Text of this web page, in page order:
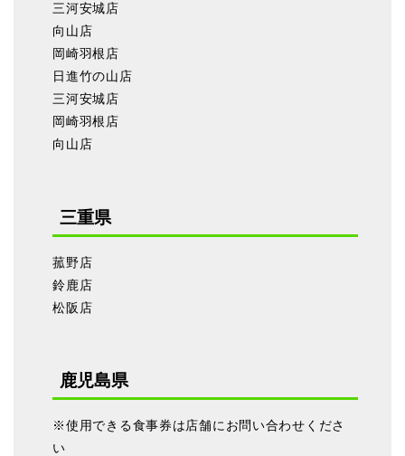
三河安城店
向山店
岡崎羽根店
日進竹の山店
三河安城店
岡崎羽根店
向山店
三重県
菰野店
鈴鹿店
松阪店
鹿児島県
※使用できる食事券は店舗にお問い合わせくださ
い